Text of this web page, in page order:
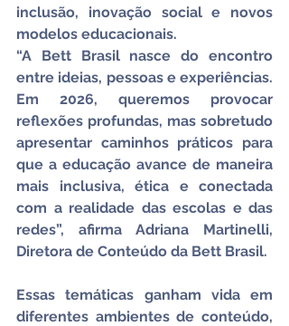
inclusão, inovação social e novos
modelos educacionais.
“A Bett Brasil nasce do encontro
entre ideias, pessoas e experiências.
Em 2026, queremos provocar
reflexões profundas, mas sobretudo
apresentar caminhos práticos para
que a educação avance de maneira
mais inclusiva, ética e conectada
com a realidade das escolas e das
redes”, afirma Adriana Martinelli,
Diretora de Conteúdo da Bett Brasil.
Essas temáticas ganham vida em
diferentes ambientes de conteúdo,